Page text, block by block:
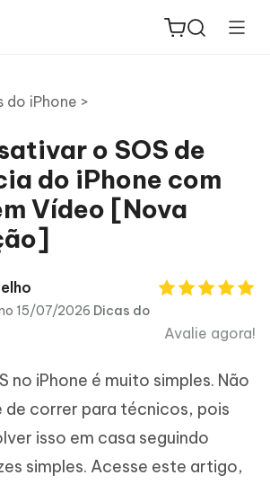
do iPhone >
o SOS de
do iPhone com
Vídeo [Nova
15/07/2026 Dicas do
Avalie agora!
no iPhone é muito simples. Não
de correr para técnicos, pois
isso em casa seguindo
simples. Acesse este artigo,